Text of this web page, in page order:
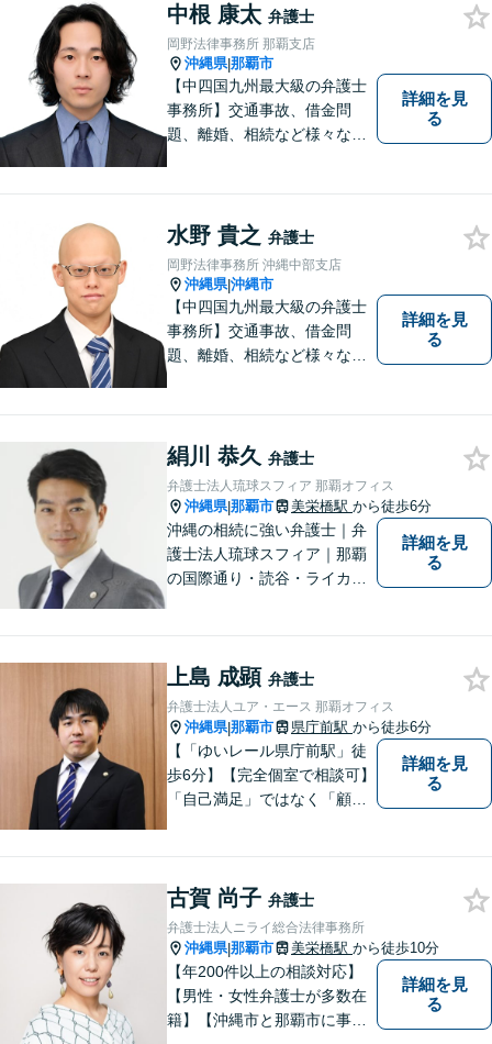
代理人として全力でサポート
します【分割払い可】【休日
夜間対応】【駐車場あり】
中根 康太 弁護士
岡野法律事務所 那覇支店
沖縄県|那覇市
【中四国九州最大級の弁護士
事務所】交通事故、借金問
題、離婚、相続など様々な問
い！
詳細を見
る
水野 貴之 弁護士
岡野法律事務所 沖縄中部支店
沖縄県|沖縄市
【中四国九州最大級の弁護士
事務所】交通事故、借金問
題、離婚、相続など様々な問
い！
詳細を見
る
絹川 恭久 弁護士
弁護士法人琉球スフィア 那覇オフィス
沖縄県|那覇市 美栄橋駅 から徒歩6分
沖縄の相続に強い弁護士｜弁
護士法人琉球スフィア｜那覇
の国際通り・読谷・ライカム
を手掛けていきたいと思って
おります。どうぞよろしくお
願いします。
詳細を見
る
上島 成顕 弁護士
弁護士法人ユア・エース 那覇オフィス
沖縄県|那覇市 県庁前駅 から徒歩6分
【「ゆいレール県庁前駅」徒
歩6分】【完全個室で相談可】
「自己満足」ではなく「顧客
が本当に求める最高の結果に
こだわり続けたいと考えてお
ります。 お気軽にご相談くだ
さい。
詳細を見
る
古賀 尚子 弁護士
弁護士法人ニライ総合法律事務所
沖縄県|那覇市 美栄橋駅 から徒歩10分
【年200件以上の相談対応】
【男性・女性弁護士が多数在
籍】【沖縄市と那覇市に事務
詳細を見
る